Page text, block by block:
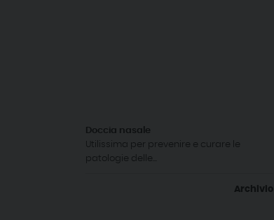
Doccia nasale
Utilissima per prevenire e curare le
patologie delle...
Archivio